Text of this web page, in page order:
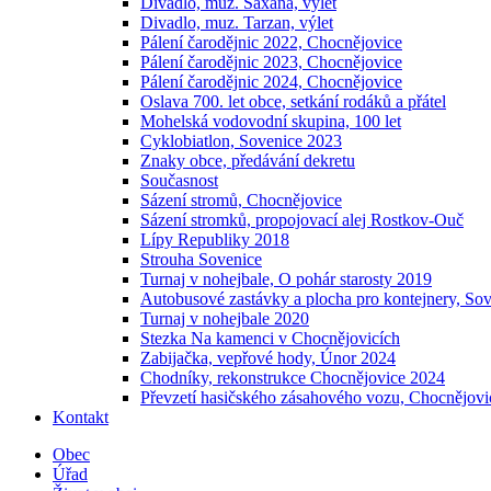
Divadlo, muz. Tarzan, výlet
Pálení čarodějnic 2022, Chocnějovice
Pálení čarodějnic 2023, Chocnějovice
Pálení čarodějnic 2024, Chocnějovice
Oslava 700. let obce, setkání rodáků a přátel
Mohelská vodovodní skupina, 100 let
Cyklobiatlon, Sovenice 2023
Znaky obce, předávání dekretu
Současnost
Sázení stromů, Chocnějovice
Sázení stromků, propojovací alej Rostkov-Ouč
Lípy Republiky 2018
Strouha Sovenice
Turnaj v nohejbale, O pohár starosty 2019
Autobusové zastávky a plocha pro kontejnery,
Turnaj v nohejbale 2020
Stezka Na kamenci v Chocnějovicích
Zabijačka, vepřové hody, Únor 2024
Chodníky, rekonstrukce Chocnějovice 2024
Převzetí hasičského zásahového vozu,
Kontakt
Obec
Úřad